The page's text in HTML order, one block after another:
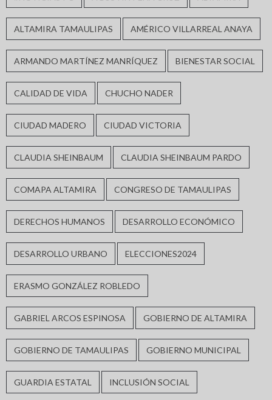
ALTAMIRA TAMAULIPAS AMÉRICO VILLARREAL ANAYA
ARMANDO MARTÍNEZ MANRÍQUEZ BIENESTAR SOCIAL
CALIDAD DE VIDA CHUCHO NADER
CIUDAD MADERO CIUDAD VICTORIA
CLAUDIA SHEINBAUM CLAUDIA SHEINBAUM PARDO
COMAPA ALTAMIRA CONGRESO DE TAMAULIPAS
DERECHOS HUMANOS DESARROLLO ECONÓMICO
DESARROLLO URBANO ELECCIONES2024
ERASMO GONZÁLEZ ROBLEDO
GABRIEL ARCOS ESPINOSA GOBIERNO DE ALTAMIRA
GOBIERNO DE TAMAULIPAS GOBIERNO MUNICIPAL
GUARDIA ESTATAL INCLUSIÓN SOCIAL